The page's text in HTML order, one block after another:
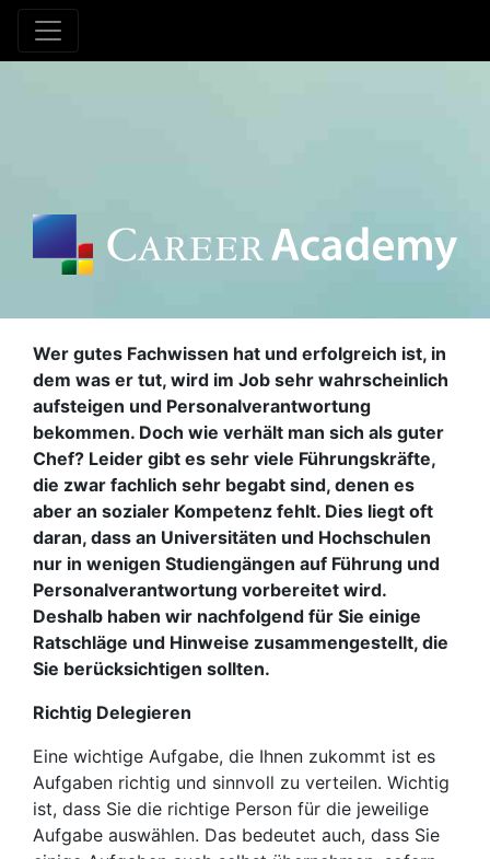
Wer gutes Fachwissen hat und erfolgreich ist, in
dem was er tut, wird im Job sehr wahrscheinlich
aufsteigen und Personalverantwortung
bekommen. Doch wie verhält man sich als guter
Chef? Leider gibt es sehr viele Führungskräfte,
die zwar fachlich sehr begabt sind, denen es
aber an sozialer Kompetenz fehlt. Dies liegt oft
daran, dass an Universitäten und Hochschulen
nur in wenigen Studiengängen auf Führung und
Personalverantwortung vorbereitet wird.
Deshalb haben wir nachfolgend für Sie einige
Ratschläge und Hinweise zusammengestellt, die
Sie berücksichtigen sollten.
Richtig Delegieren
Eine wichtige Aufgabe, die Ihnen zukommt ist es
Aufgaben richtig und sinnvoll zu verteilen. Wichtig
ist, dass Sie die richtige Person für die jeweilige
Aufgabe auswählen. Das bedeutet auch, dass Sie